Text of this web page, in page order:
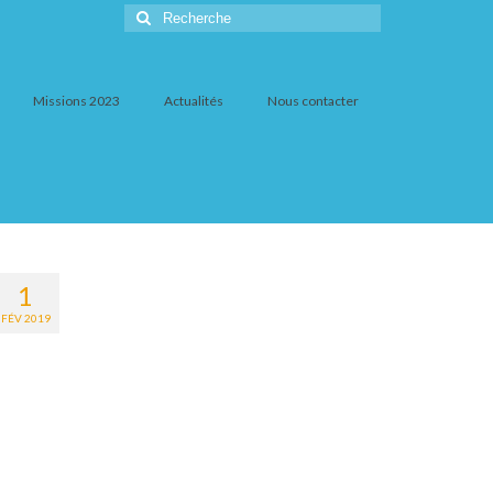
Rechercher
:
Missions 2023 Actualités Nous contacter
1
FÉV 2019